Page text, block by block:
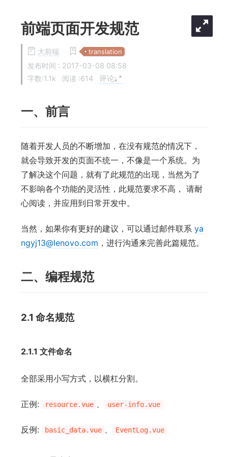
前端页面开发规范
大前端 translation
发布时间 : 2017-03-08 08:58
字数:1.1k
阅读 :614 评论:
一、前言
随着开发人员的不断增加，在没有规范的情况下，
就会导致开发的页面不统一，不像是一个系统。为
了解决这个问题，就有了此规范的出现，当然为了
不影响各个功能的灵活性，此规范要求不高， 请耐
心阅读，并应用到日常开发中。
当然，如果你有更好的建议，可以通过邮件联系 ya
ngyj13@lenovo.com ，进行沟通来完善此篇规范。
二、编程规范
2.1 命名规范
2.1.1 文件命名
全部采用小写方式，以横杠分割。
正例: resource.vue 、 user-info.vue
反例: basic_data.vue 、 EventLog.vue